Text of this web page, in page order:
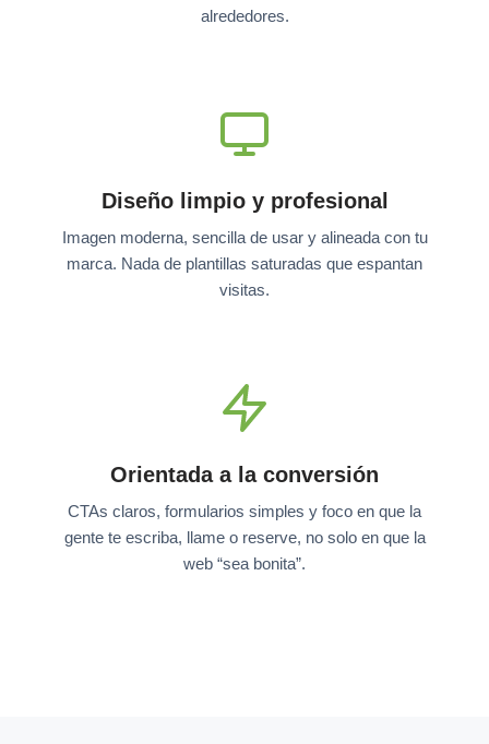
alrededores.
Diseño limpio y profesional
Imagen moderna, sencilla de usar y alineada con tu
marca. Nada de plantillas saturadas que espantan
visitas.
Orientada a la conversión
CTAs claros, formularios simples y foco en que la
gente te escriba, llame o reserve, no solo en que la
web “sea bonita”.